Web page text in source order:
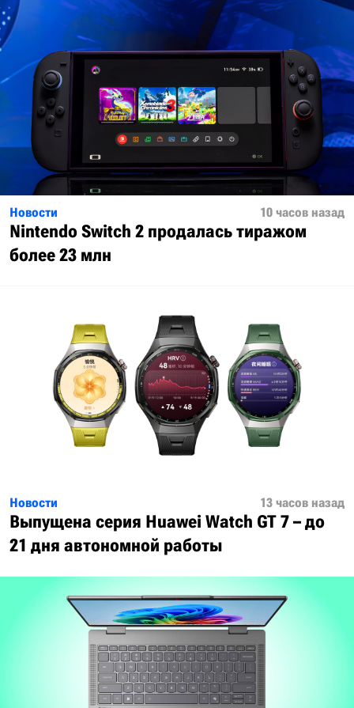
Новости 10 часов назад
Nintendo Switch 2 продалась тиражом
более 23 млн
Новости 13 часов назад
Выпущена серия Huawei Watch GT 7 – до
21 дня автономной работы